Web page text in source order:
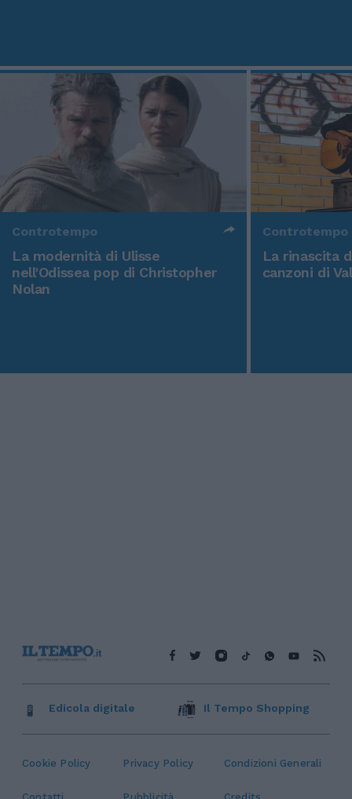
Controtempo
La modernità di Ulisse
nell'Odissea pop di Christopher
Nolan
Controtempo
La rinascita
canzoni di
Cookie Policy Privacy Policy Condizioni Generali
Edicola digitale Il Tempo Shopping